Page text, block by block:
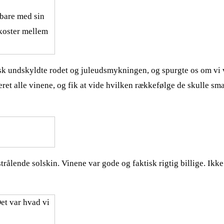
med sin
mellem
undskyldte rodet og juleudsmykningen, og spurgte os om
alle vinene, og fik at vide hvilken rækkefølge de skulle
solskin. Vinene var gode og faktisk rigtig billige.